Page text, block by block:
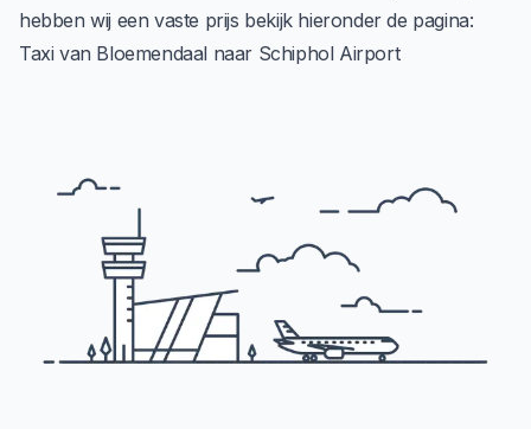
hebben wij een vaste prijs bekijk hieronder de pagina:
Taxi van Bloemendaal naar Schiphol Airport